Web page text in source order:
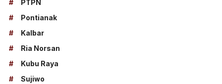
#
PTPN
#
Pontianak
#
Kalbar
#
Ria Norsan
#
Kubu Raya
#
Sujiwo